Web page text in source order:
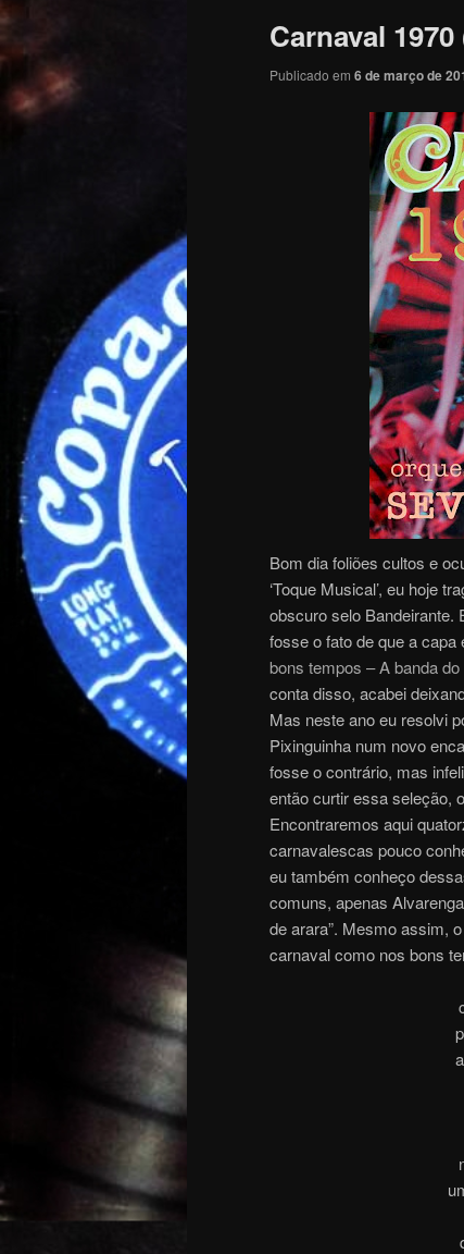
Carnaval 1970
Publicado em 6 de março de
Bom dia foliões cultos e
‘Toque Musical’, eu hoje
obscuro selo Bandeirante.
fosse o fato de que a
bons tempos – A banda
conta disso, acabei
Mas neste ano eu resolvi
Pixinguinha num novo
fosse o contrário, mas
então curtir essa seleção,
Encontraremos aqui
carnavalescas pouco
eu também conheço
comuns, apenas
de arara”. Mesmo assim,
carnaval como nos bons